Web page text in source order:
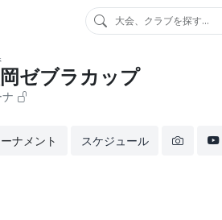
大会、クラブを探す...
ゼブラカップ
ナメント スケジュール